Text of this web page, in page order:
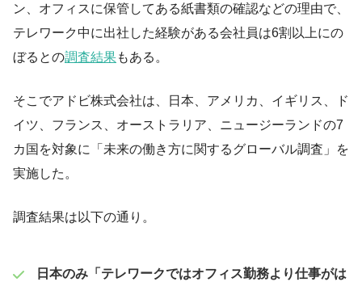
ン、オフィスに保管してある紙書類の確認などの理由で、
テレワーク中に出社した経験がある会社員は6割以上にの
ぼるとの調査結果もある。
そこでアドビ株式会社は、日本、アメリカ、イギリス、ド
イツ、フランス、オーストラリア、ニュージーランドの7
カ国を対象に「未来の働き方に関するグローバル調査」を
実施した。
調査結果は以下の通り。
日本のみ「テレワークではオフィス勤務より仕事がは